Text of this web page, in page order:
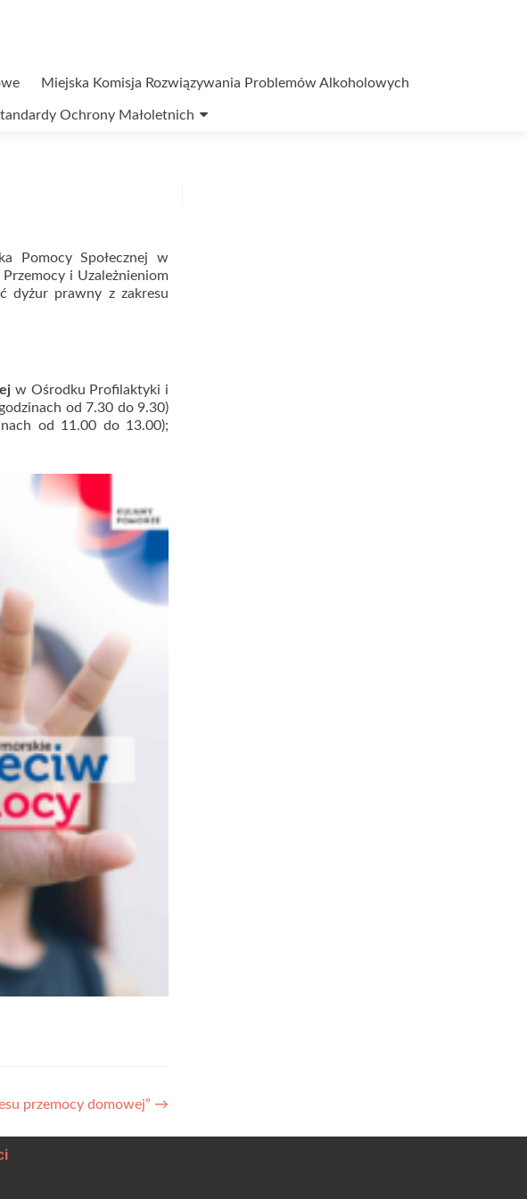
Miejska Komisja Rozwiązywania Problemów Alkoholowych
Ochrony Małoletnich
Pomocy Społecznej w
i Uzależnieniom
dyżur prawny z zakresu
w Ośrodku Profilaktyki i
od 7.30 do 9.30)
od 11.00 do 13.00);
przemocy domowej” →